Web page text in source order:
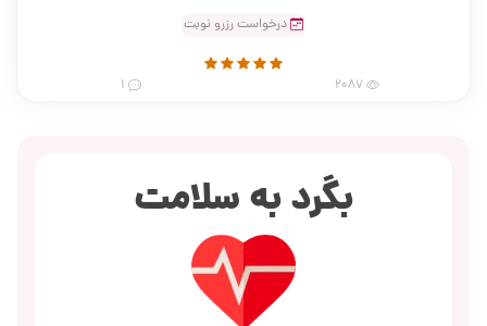
درخواست رزرو نوبت
2087
بگرد به سلامت